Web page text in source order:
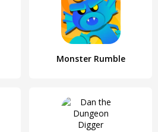
Monster Rumble